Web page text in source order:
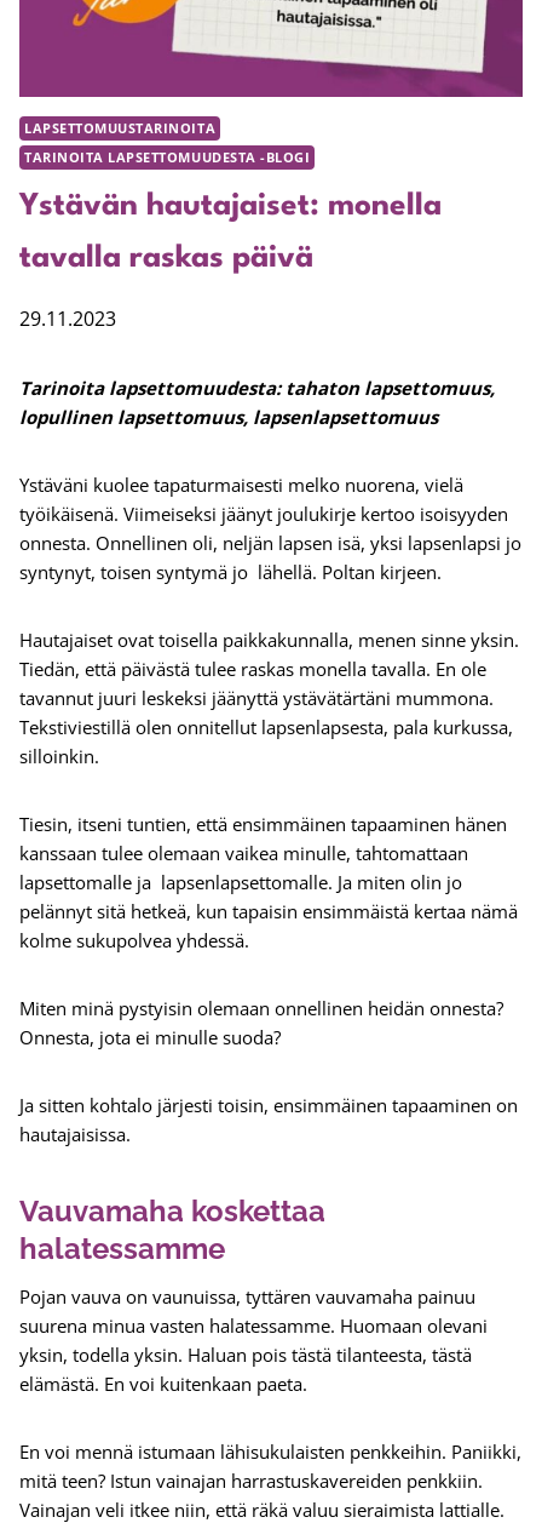
LAPSETTOMUUSTARINOITA
TARINOITA LAPSETTOMUUDESTA -BLOGI
Ystävän hautajaiset: monella
tavalla raskas päivä
29.11.2023
Tarinoita lapsettomuudesta: tahaton lapsettomuus,
lopullinen lapsettomuus, lapsenlapsettomuus
Ystäväni kuolee tapaturmaisesti melko nuorena, vielä
työikäisenä. Viimeiseksi jäänyt joulukirje kertoo isoisyyden
onnesta. Onnellinen oli, neljän lapsen isä, yksi lapsenlapsi jo
syntynyt, toisen syntymä jo lähellä. Poltan kirjeen.
Hautajaiset ovat toisella paikkakunnalla, menen sinne yksin.
Tiedän, että päivästä tulee raskas monella tavalla. En ole
tavannut juuri leskeksi jäänyttä ystävätärtäni mummona.
Tekstiviestillä olen onnitellut lapsenlapsesta, pala kurkussa,
silloinkin.
Tiesin, itseni tuntien, että ensimmäinen tapaaminen hänen
kanssaan tulee olemaan vaikea minulle, tahtomattaan
lapsettomalle ja lapsenlapsettomalle. Ja miten olin jo
pelännyt sitä hetkeä, kun tapaisin ensimmäistä kertaa nämä
kolme sukupolvea yhdessä.
Miten minä pystyisin olemaan onnellinen heidän onnesta?
Onnesta, jota ei minulle suoda?
Ja sitten kohtalo järjesti toisin, ensimmäinen tapaaminen on
hautajaisissa.
Vauvamaha koskettaa
halatessamme
Pojan vauva on vaunuissa, tyttären vauvamaha painuu
suurena minua vasten halatessamme. Huomaan olevani
yksin, todella yksin. Haluan pois tästä tilanteesta, tästä
elämästä. En voi kuitenkaan paeta.
En voi mennä istumaan lähisukulaisten penkkeihin. Paniikki,
mitä teen? Istun vainajan harrastuskavereiden penkkiin.
Vainajan veli itkee niin, että räkä valuu sieraimista lattialle.